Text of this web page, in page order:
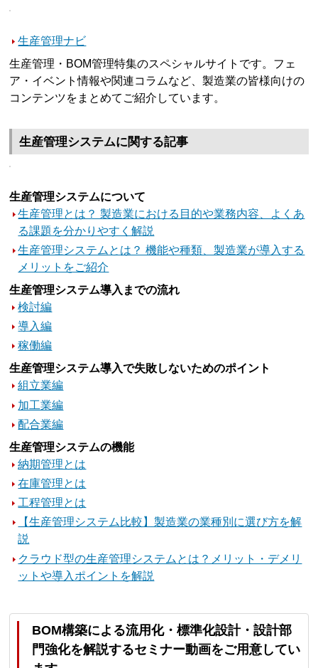
生産管理ナビ
生産管理・BOM管理特集のスペシャルサイトです。フェ
ア・イベント情報や関連コラムなど、製造業の皆様向けの
コンテンツをまとめてご紹介しています。
生産管理システムに関する記事
生産管理システムについて
生産管理とは？ 製造業における目的や業務内容、よくあ
る課題を分かりやすく解説
生産管理システムとは？ 機能や種類、製造業が導入する
メリットをご紹介
生産管理システム導入までの流れ
検討編
導入編
稼働編
生産管理システム導入で失敗しないためのポイント
組立業編
加工業編
配合業編
生産管理システムの機能
納期管理とは
在庫管理とは
工程管理とは
【生産管理システム比較】製造業の業種別に選び方を解
説
クラウド型の生産管理システムとは？メリット・デメリ
ットや導入ポイントを解説
BOM構築による流用化・標準化設計・設計部
門強化を解説するセミナー動画をご用意してい